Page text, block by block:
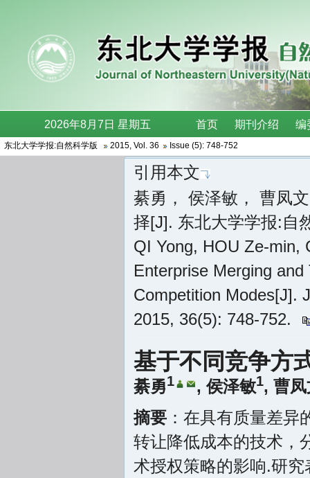
东北大学学报:自然科学版 2015, Vol. 36 Issue (5): 748-752
引用本文
綦勇， 侯泽敏， 曹凤
择[J]. 东北大学学报:自
QI Yong, HOU Ze-min,
Enterprise Merging
Competition Modes[J].
2015, 36(5): 748-752.
基于不同竞争方
綦勇1 ,侯泽敏1, 曹凤
摘要 ：在具有质量差
转让降低成本的技术，
术授权策略的影响.研